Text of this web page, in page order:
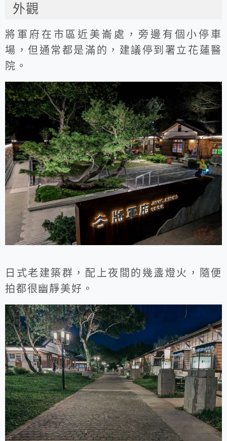
外觀
將軍府在市區近美崙處，旁邊有個小停車
場，但通常都是滿的，建議停到署立花蓮醫
院。
日式老建築群，配上夜間的幾盞燈火，隨便
拍都很幽靜美好。